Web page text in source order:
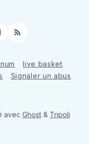
RSS
live basket
Signaler un abus
avec Ghost& Tripoli